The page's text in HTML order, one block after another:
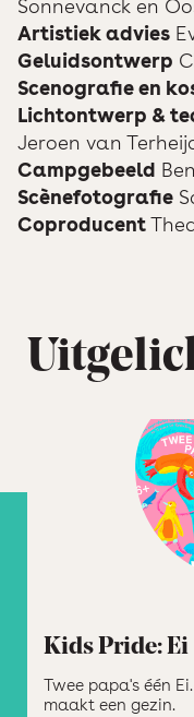
Sonnevanck en
Artistiek advies
Geluidsontwerp
Scenografie en
Lichtontwerp &
Jeroen van
Campgebeeld
Scènefotografie
Coproducent
Kids Pride: Ei
Twee papa's één
maakt een gezin.